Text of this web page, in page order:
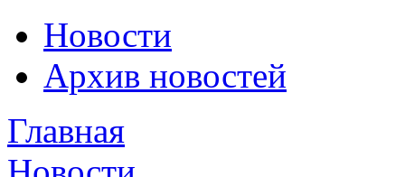
Новости
Архив новостей
Главная